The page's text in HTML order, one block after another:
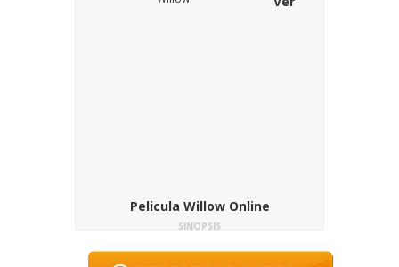
Pelicula Willow Online
SINOPSIS
hechicera que tiene a mucha gente